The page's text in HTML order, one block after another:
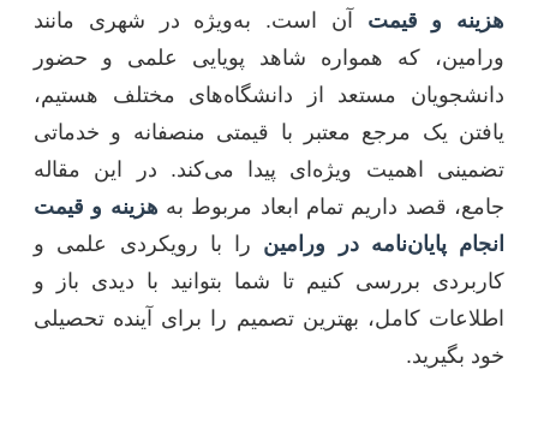
هزینه و قیمت آن است. به‌ویژه در شهری مانند
ورامین، که همواره شاهد پویایی علمی و حضور
دانشجویان مستعد از دانشگاه‌های مختلف هستیم،
یافتن یک مرجع معتبر با قیمتی منصفانه و خدماتی
تضمینی اهمیت ویژه‌ای پیدا می‌کند. در این مقاله
جامع، قصد داریم تمام ابعاد مربوط به هزینه و قیمت
انجام پایان‌نامه در ورامین را با رویکردی علمی و
کاربردی بررسی کنیم تا شما بتوانید با دیدی باز و
اطلاعات کامل، بهترین تصمیم را برای آینده تحصیلی
خود بگیرید.